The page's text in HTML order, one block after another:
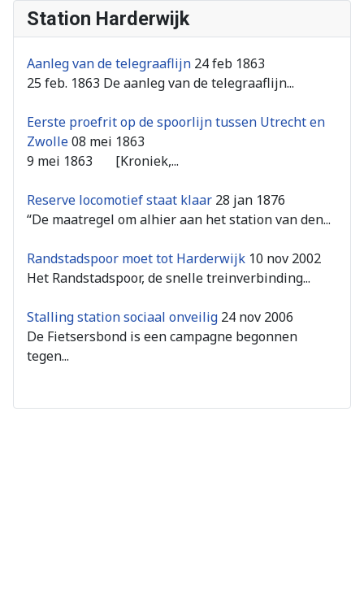
Station Harderwijk
Aanleg van de telegraaflijn 24 feb 1863
25 feb. 1863 De aanleg van de telegraaflijn...
Eerste proefrit op de spoorlijn tussen Utrecht en
Zwolle08 mei 1863
9 mei 1863 [Kroniek,...
Reserve locomotief staat klaar 28 jan 1876
“De maatregel om alhier aan het station van den...
Randstadspoor moet tot Harderwijk 10 nov 2002
Het Randstadspoor, de snelle treinverbinding...
Stalling station sociaal onveilig 24 nov 2006
De Fietsersbond is een campagne begonnen
tegen...